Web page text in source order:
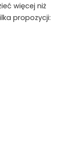
więcej niż
propozycji: